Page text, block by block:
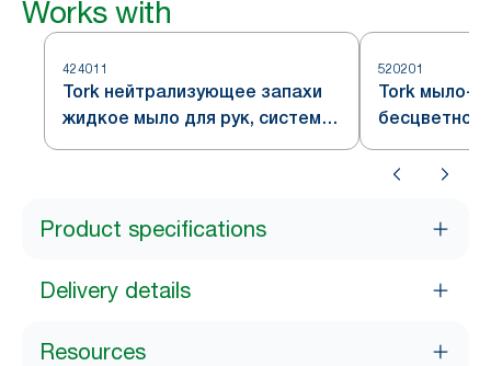
Works with
424011
Tork нейтрализующее запахи
жидкое мыло для рук, система
S4
520201
Tork мыло-
Product specifications
Delivery details
Resources